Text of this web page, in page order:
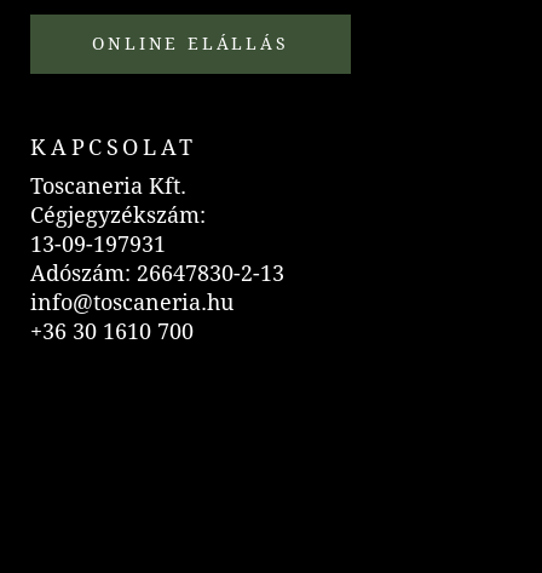
ONLINE ELÁLLÁS
KAPCSOLAT
Toscaneria Kft.
Cégjegyzékszám:
13-09-197931
Adószám: 26647830-2-13
info@toscaneria.hu
+36 30 1610 700